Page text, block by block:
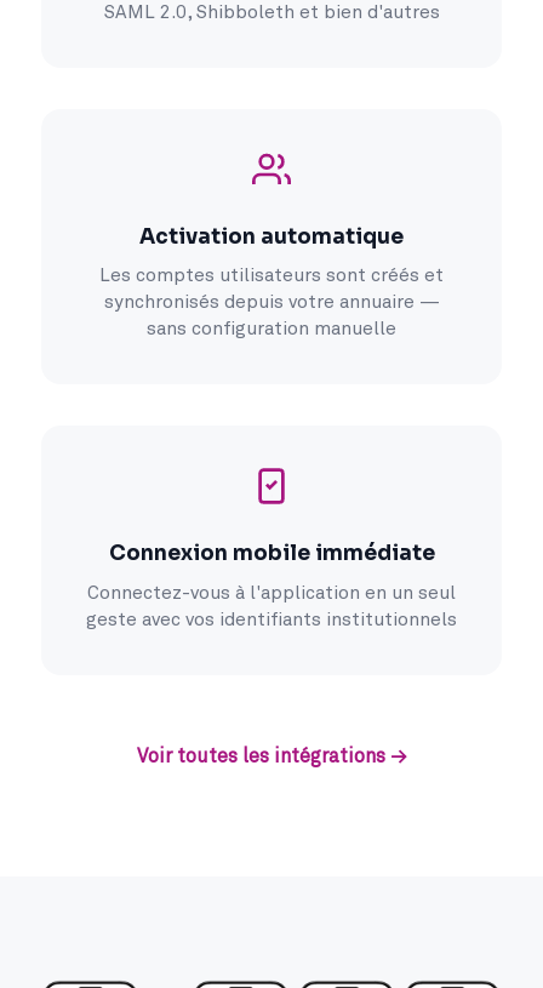
SAML 2.0, Shibboleth et bien d'autres
Activation automatique
Les comptes utilisateurs sont créés et
synchronisés depuis votre annuaire —
sans configuration manuelle
Connexion mobile immédiate
Connectez-vous à l'application en un seul
geste avec vos identifiants institutionnels
Voir toutes les intégrations →